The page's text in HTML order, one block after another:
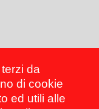
da
di cookie
ed utili alle